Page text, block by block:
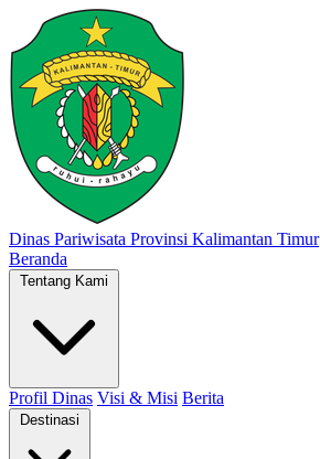
Dinas Pariwisata Provinsi Kalimantan Timur
Beranda
Tentang Kami
Profil Dinas Visi & Misi Berita
Destinasi